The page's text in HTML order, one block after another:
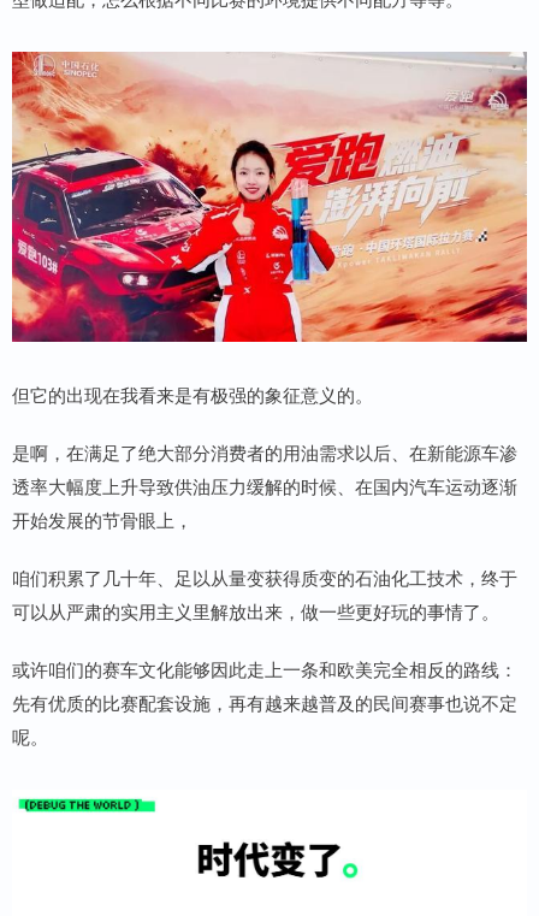
但它的出现在我看来是有极强的象征意义的。
是啊，在满足了绝大部分消费者的用油需求以后、在新能源车渗
透率大幅度上升导致供油压力缓解的时候、在国内汽车运动逐渐
开始发展的节骨眼上，
咱们积累了几十年、足以从量变获得质变的石油化工技术，终于
可以从严肃的实用主义里解放出来，做一些更好玩的事情了。
或许咱们的赛车文化能够因此走上一条和欧美完全相反的路线：
先有优质的比赛配套设施，再有越来越普及的民间赛事也说不定
呢。